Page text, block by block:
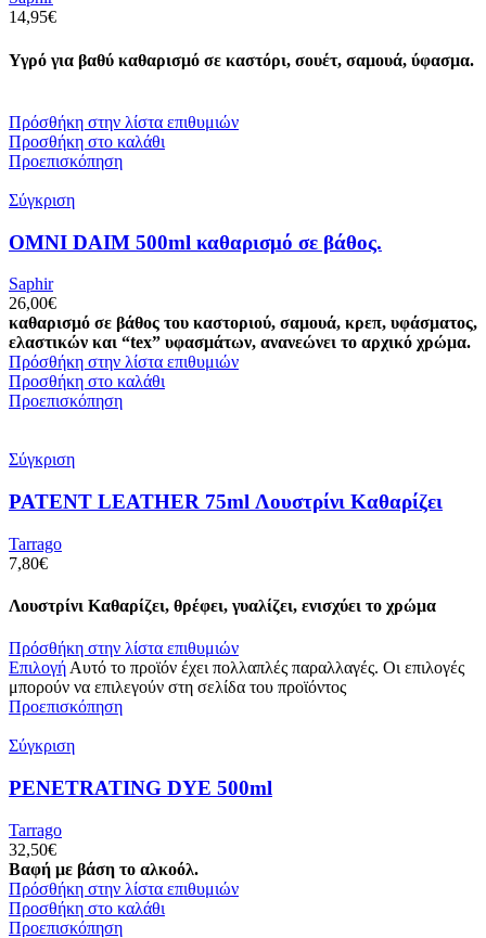
14,95€
Υγρό για βαθύ καθαρισμό σε καστόρι, σουέτ, σαμουά, ύφασμα.
Πρόσθήκη στην λίστα επιθυμιών
Προσθήκη στο καλάθι
Προεπισκόπηση
Σύγκριση
OMNI DAIM 500ml καθαρισμό σε βάθος.
Saphir
26,00€
καθαρισμό σε βάθος του καστοριού, σαμουά, κρεπ, υφάσματος,
ελαστικών και “tex” υφασμάτων, ανανεώνει το αρχικό χρώμα.
Πρόσθήκη στην λίστα επιθυμιών
Προσθήκη στο καλάθι
Προεπισκόπηση
Σύγκριση
PATENT LEATHER 75ml Λουστρίνι Καθαρίζει
Tarrago
7,80€
Λουστρίνι Καθαρίζει, θρέφει, γυαλίζει, ενισχύει το χρώμα
Πρόσθήκη στην λίστα επιθυμιών
Επιλογή Αυτό το προϊόν έχει πολλαπλές παραλλαγές. Οι επιλογές
μπορούν να επιλεγούν στη σελίδα του προϊόντος
Προεπισκόπηση
Σύγκριση
PENETRATING DYE 500ml
Tarrago
32,50€
Βαφή με βάση το αλκοόλ.
Πρόσθήκη στην λίστα επιθυμιών
Προσθήκη στο καλάθι
Προεπισκόπηση